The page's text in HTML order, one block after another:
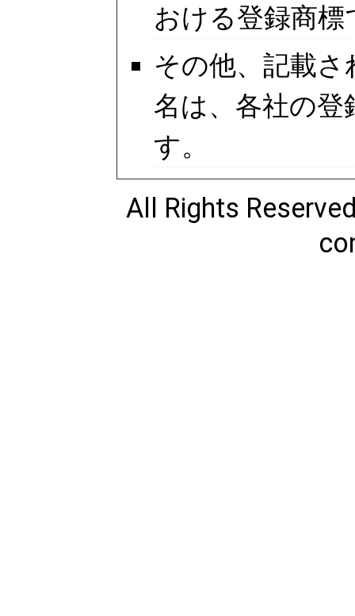
おける登録商標
その他、記載
名は、各社の登
す。
All Rights